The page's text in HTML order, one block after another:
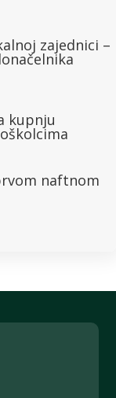
zajednici –
kupnju
naftnom